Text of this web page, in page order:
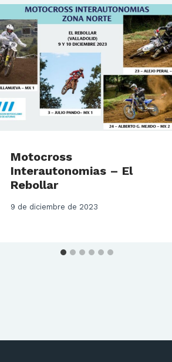
Motocross
Interautonomias – El
Rebollar
9 de diciembre de 2023